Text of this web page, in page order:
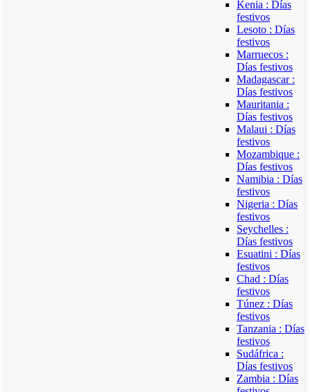
Kenia : Días
festivos
Lesoto : Días
festivos
Marruecos :
Días festivos
Madagascar :
Días festivos
Mauritania :
Días festivos
Malaui : Días
festivos
Mozambique :
Días festivos
Namibia : Días
festivos
Nigeria : Días
festivos
Seychelles :
Días festivos
Esuatini : Días
festivos
Chad : Días
festivos
Túnez : Días
festivos
Tanzania : Días
festivos
Sudáfrica :
Días festivos
Zambia : Días